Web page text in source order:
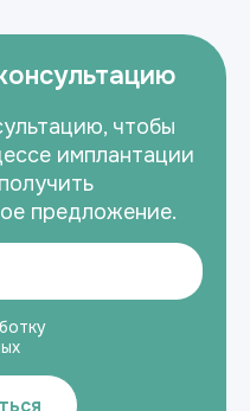
чтобы
имплантации
предложение.